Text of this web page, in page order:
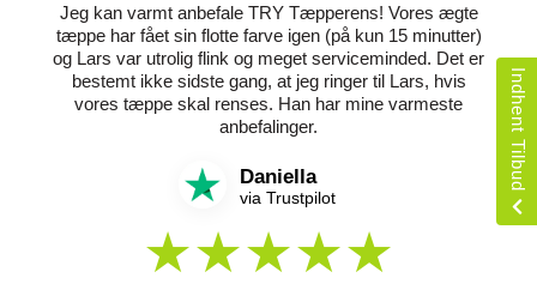
Indhent Tilbud
Jeg kan varmt anbefale TRY Tæpperens! Vores ægte
tæppe har fået sin flotte farve igen (på kun 15 minutter)
og Lars var utrolig flink og meget serviceminded. Det er
bestemt ikke sidste gang, at jeg ringer til Lars, hvis
vores tæppe skal renses. Han har mine varmeste
anbefalinger.
Daniella
via Trustpilot